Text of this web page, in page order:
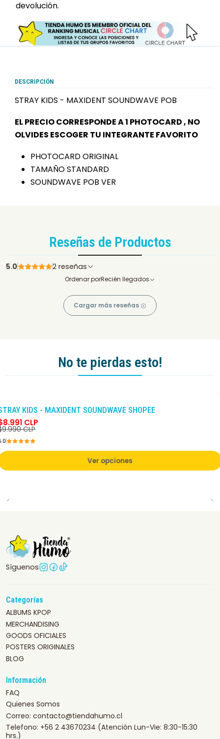
devolución.
DESCRIPCIÓN
STRAY KIDS - MAXIDENT SOUNDWAVE POB
EL PRECIO CORRESPONDE A 1 PHOTOCARD , NO
OLVIDES ESCOGER TU INTEGRANTE FAVORITO
PHOTOCARD ORIGINAL
TAMAÑO STANDARD
SOUNDWAVE POB VER
Reseñas de Productos
5.0 2 reseñas
Ordenar porRecién llegados
Cargar más reseñas
No te pierdas esto!
KIDS - MAXIDENT SOUNDWAVE SHOPEE
CLP
CLP
Ver opciones
Síguenos
Categorías
ALBUMS KPOP
MERCHANDISING
GOODS OFICIALES
POSTERS ORIGINALES
BLOG
Información
FAQ
Quienes Somos
Correo: contacto@tiendahumo.cl
Telefono: +56 2 43670234 (Atención Lun-Vie: 8:30-15:30
hrs.)